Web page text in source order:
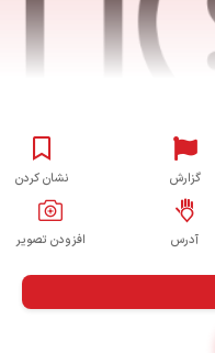
گزارش نشان کردن
آدرس افزودن تصویر